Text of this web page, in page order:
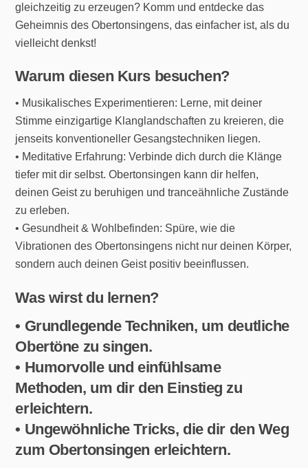
gleichzeitig zu erzeugen? Komm und entdecke das
Geheimnis des Obertonsingens, das einfacher ist, als du
vielleicht denkst!
Warum diesen Kurs besuchen?
• Musikalisches Experimentieren: Lerne, mit deiner
Stimme einzigartige Klanglandschaften zu kreieren, die
jenseits konventioneller Gesangstechniken liegen.
• Meditative Erfahrung: Verbinde dich durch die Klänge
tiefer mit dir selbst. Obertonsingen kann dir helfen,
deinen Geist zu beruhigen und tranceähnliche Zustände
zu erleben.
• Gesundheit & Wohlbefinden: Spüre, wie die
Vibrationen des Obertonsingens nicht nur deinen Körper,
sondern auch deinen Geist positiv beeinflussen.
Was wirst du lernen?
• Grundlegende Techniken, um deutliche
Obertöne zu singen.
• Humorvolle und einfühlsame
Methoden, um dir den Einstieg zu
erleichtern.
• Ungewöhnliche Tricks, die dir den Weg
zum Obertonsingen erleichtern.